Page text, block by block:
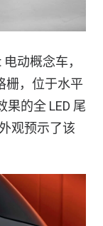
动概念车，
栅，位于水平
果的全 LED 尾
观预示了该